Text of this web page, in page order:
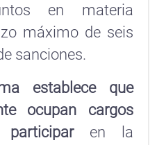
en materia
máximo de seis
sanciones.
establece que
ocupan cargos
en la